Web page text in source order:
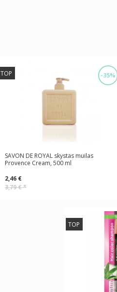
-35%
TOP
SAVON DE ROYAL skystas muilas
Provence Cream, 500 ml
2,46 €
3,79 €*
TOP